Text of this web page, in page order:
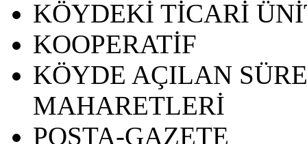
KÖYDEKİ TİCARİ
KOOPERATİF
KÖYDE AÇILAN
MAHARETLERİ
POSTA-GAZETE